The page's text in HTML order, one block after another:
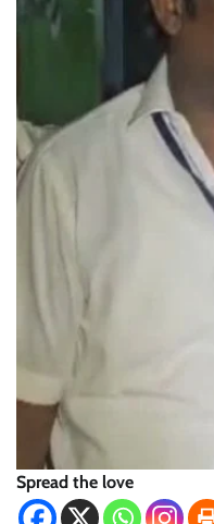
Spread the love